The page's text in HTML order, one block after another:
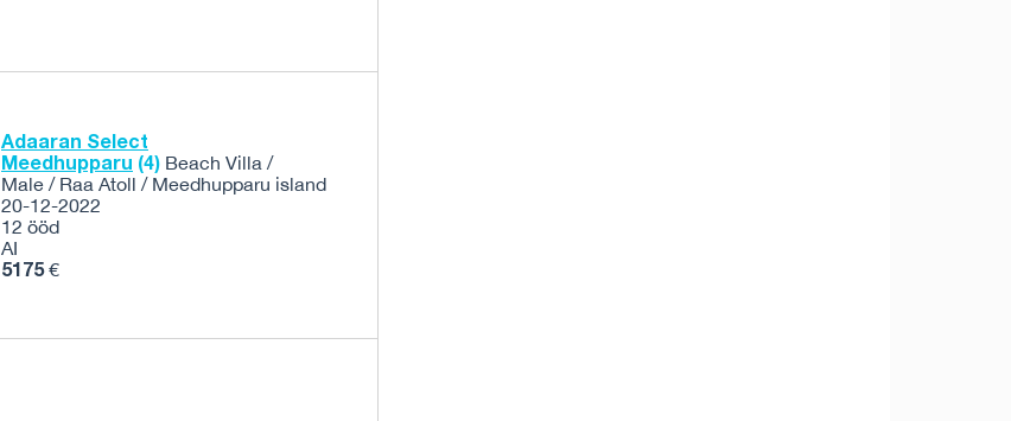
Adaaran Select
Meedhupparu (4) Beach Villa /
Male / Raa Atoll / Meedhupparu island
20-12-2022
12 ööd
AI
5175€